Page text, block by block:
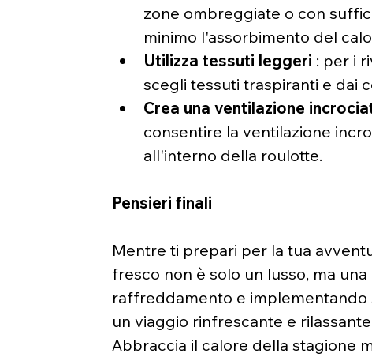
zone ombreggiate o con
minimo l'assorbimento del
Utilizza tessuti leggeri : per i
scegli tessuti traspiranti e dai
Crea una ventilazione
consentire la ventilazione
all'interno della roulotte.
Pensieri finali
Mentre ti prepari per la tua
fresco non è solo un lusso, ma
raffreddamento e
un viaggio rinfrescante e
Abbraccia il calore della stagione